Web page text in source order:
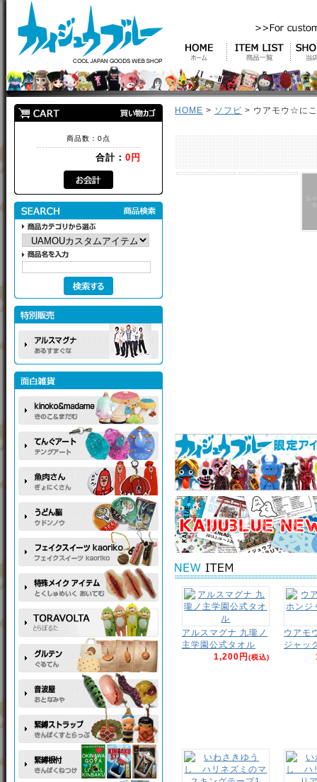
商品数：0点
合計： 0円
HOME > ソフビ > ウアモウ☆に
アルスマグナ 九瓏ノ
主学園公式タオル
1,200円(税込)
ウアモ
ジャッ